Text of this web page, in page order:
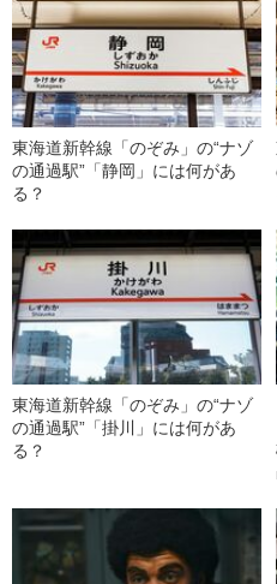
東海道新幹線「のぞみ」の“ナゾ
の通過駅”「静岡」には何があ
る？
東海道新幹線「のぞみ」の“ナゾ
の通過駅”「掛川」には何があ
る？